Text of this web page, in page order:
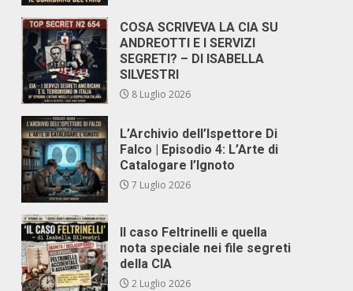
COSA SCRIVEVA LA CIA SU
ANDREOTTI E I SERVIZI
SEGRETI? – DI ISABELLA
SILVESTRI
8 Luglio 2026
L’Archivio dell’Ispettore Di
Falco | Episodio 4: L’Arte di
Catalogare l’Ignoto
7 Luglio 2026
Il caso Feltrinelli e quella
nota speciale nei file segreti
della CIA
2 Luglio 2026